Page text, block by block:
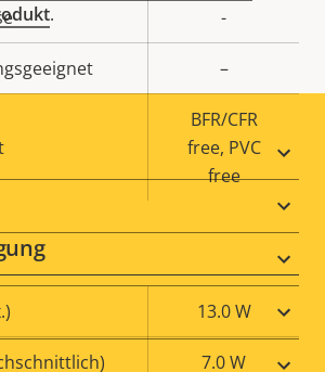
-
–
BFR/CFR
free, PVC
free
Eigentumswert
13.0 W
7.0 W
.